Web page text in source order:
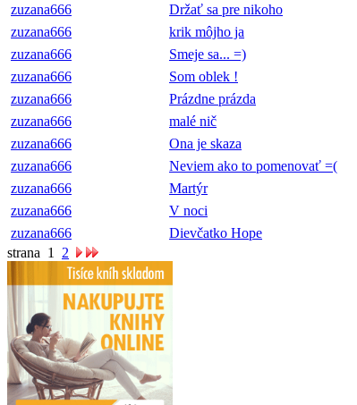
zuzana666
Držať sa pre nikoho
zuzana666
krik môjho ja
zuzana666
Smeje sa... =)
zuzana666
Som oblek !
zuzana666
Prázdne prázda
zuzana666
malé nič
zuzana666
Ona je skaza
zuzana666
Neviem ako to pomenovať =(
zuzana666
Martýr
zuzana666
V noci
zuzana666
Dievčatko Hope
strana 1 2